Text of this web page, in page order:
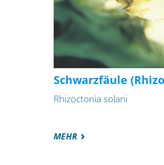
Schwarzfäule
Rhizoctonia solani
MEHR